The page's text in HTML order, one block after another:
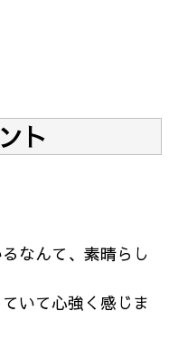
ト
なんて、素晴らし
いて心強く感じま